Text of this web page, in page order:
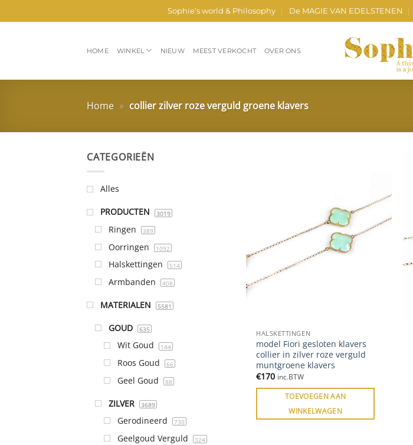
naar
Sophie’s world & Philosophy De MAGIE VAN EDELSTENEN
HOME WINKEL NIEUW MEEST VERKOCHT OVER ONS
Home » collier zilver roze verguld groene klavers
CATEGORIEËN
Alles
PRODUCTEN 3019
Ringen 389
Oorringen 1092
Halskettingen 514
Armbanden 408
MATERIALEN 5581
GOUD 635
Wit Goud 144
Roos Goud 66
Geel Goud 88
ZILVER 3689
Gerodineerd 730
Geelgoud Verguld 324
HALSKETTINGEN
model Fiori gesloten klavers
collier in zilver roze verguld
muntgroene klavers
€170 inc.BTW
TOEVOEGEN AAN
WINKELWAGEN